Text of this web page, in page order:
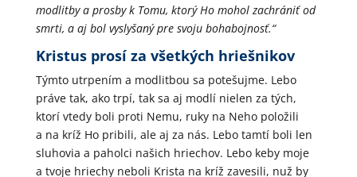
modlitby a prosby k Tomu, ktorý Ho mohol zachrániť od
smrti, a aj bol vyslyšaný pre svoju bohabojnosť.“
Kristus prosí za všetkých hriešnikov
Týmto utrpením a modlitbou sa potešujme. Lebo
práve tak, ako trpí, tak sa aj modlí nielen za tých,
ktorí vtedy boli proti Nemu, ruky na Neho položili
a na kríž Ho pribili, ale aj za nás. Lebo tamtí boli len
sluhovia a paholci našich hriechov. Lebo keby moje
a tvoje hriechy neboli Krista na kríž zavesili, nuž by